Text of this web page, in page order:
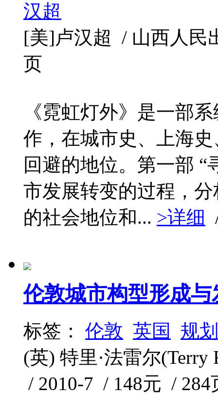
汉超
[美]卢汉超 / 山西人民
页
《霓虹灯外》是一部
作，在城市史、上海
回避的地位。第一部 “
市发展转变的过程，
的社会地位和... >详细
伦敦城市构型形成与
标签： 伦敦 英国
规划
(英) 特里·法雷尔
/ 2010-7 / 148元 / 284